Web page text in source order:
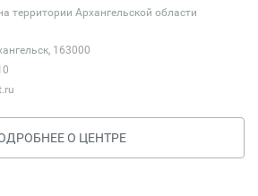
территории Архангельской области
163000
О ЦЕНТРЕ